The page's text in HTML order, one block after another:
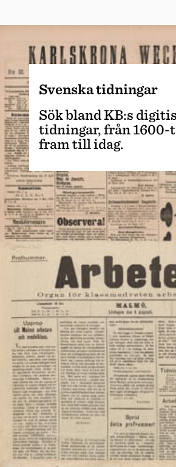
Svenska tidningar
Sök bland KB:s
tidningar, från 1600-
fram till idag.